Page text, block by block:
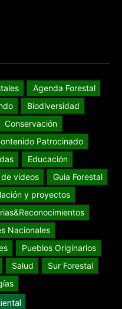
Agenda Forestal
Biodiversidad
Conservación
Patrocinado
Educación
videos
Guia Forestal
y proyectos
Nacionales
Pueblos Originarios
Salud
Sur Forestal